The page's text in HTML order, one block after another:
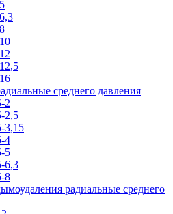
среднего давления
2
2,5
3,15
4
5
6,3
8
радиальные среднего